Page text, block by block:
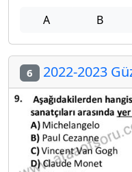
A B
6 2022-2023